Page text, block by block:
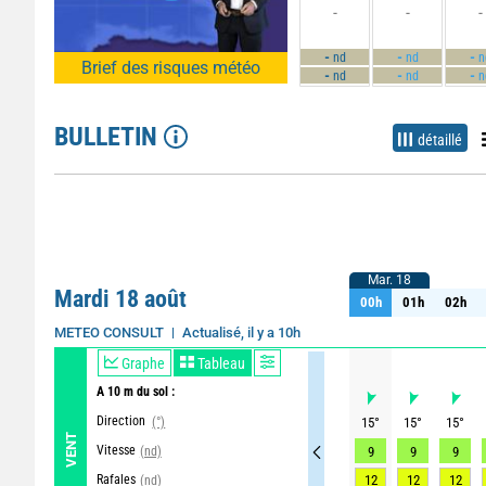
Brief des risques météo
-
-nd
-nd
-
- nd
- nd
-
-
-
BULLETIN détaillé
Mardi 18 août
METEO CONSULT Actualisé, il y a 10h
VENT
Graphe Tableau
A 10 m du sol :
Direction (°)
Vitesse (nd)
Rafales (nd)
Mar. 18
00h 01h 02h
Mar. 18
00h 01h 02h
15° 15° 15°
9
9 9
12
12 12